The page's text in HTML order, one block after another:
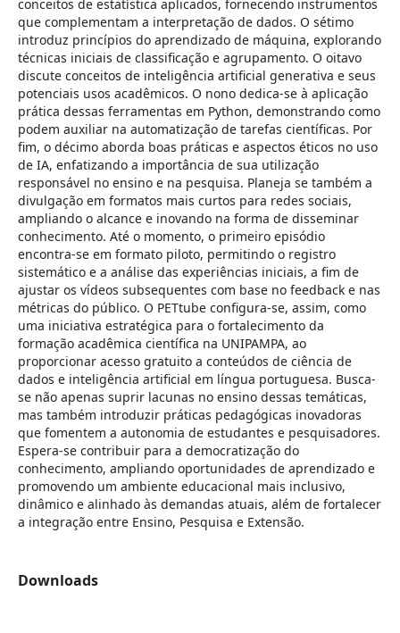
conceitos de estatística aplicados, fornecendo instrumentos
que complementam a interpretação de dados. O sétimo
introduz princípios do aprendizado de máquina, explorando
técnicas iniciais de classificação e agrupamento. O oitavo
discute conceitos de inteligência artificial generativa e seus
potenciais usos acadêmicos. O nono dedica-se à aplicação
prática dessas ferramentas em Python, demonstrando como
podem auxiliar na automatização de tarefas científicas. Por
fim, o décimo aborda boas práticas e aspectos éticos no uso
de IA, enfatizando a importância de sua utilização
responsável no ensino e na pesquisa. Planeja se também a
divulgação em formatos mais curtos para redes sociais,
ampliando o alcance e inovando na forma de disseminar
conhecimento. Até o momento, o primeiro episódio
encontra-se em formato piloto, permitindo o registro
sistemático e a análise das experiências iniciais, a fim de
ajustar os vídeos subsequentes com base no feedback e nas
métricas do público. O PETtube configura-se, assim, como
uma iniciativa estratégica para o fortalecimento da
formação acadêmica científica na UNIPAMPA, ao
proporcionar acesso gratuito a conteúdos de ciência de
dados e inteligência artificial em língua portuguesa. Busca-
se não apenas suprir lacunas no ensino dessas temáticas,
mas também introduzir práticas pedagógicas inovadoras
que fomentem a autonomia de estudantes e pesquisadores.
Espera-se contribuir para a democratização do
conhecimento, ampliando oportunidades de aprendizado e
promovendo um ambiente educacional mais inclusivo,
dinâmico e alinhado às demandas atuais, além de fortalecer
a integração entre Ensino, Pesquisa e Extensão.
Downloads